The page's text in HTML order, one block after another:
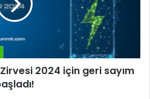
2024 için geri sayım